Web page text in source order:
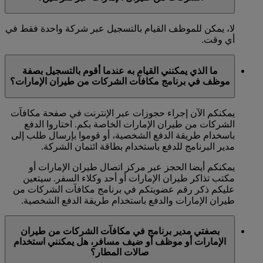
لا، يمكن للموظف القيام بالتسجيل عبر شركة واحدة فقط في
أي وقت.
ما الذي يمكنني القيام به عندما أقوم بالتسجيل بصفة
موظف في برنامج مكافآت الشركات من طيران الإمارات؟
يمكنكم الآن إجراء حجوزات عبر الإنترنت في صفحة مكافآت
الشركات من طيران الإمارات الخاصة بكم. اختاروا الدفع
باسخدام طريقة الدفع الشخصية، أو قوموا بإرسال طلب إلى
مدير البرنامج للدفع باستخدام بطاقة ائتمان الشركة.
يمكنكم أيضا الحجز عبر مركز اتصال طيران الإمارات أو
مكتب تذاكر طيران الإمارات أو أحد وكلاء السفر. سيتعين
عليكم ذكر رقم عضويتكم في برنامج مكافآت الشركات من
طيران الإمارات والدفع باستخدام طريقة الدفع الشخصية.
بصفتي مدير برنامج في مكافآت الشركات من طيران
الإمارات أو موظف أو ضيف مسافر، هل يمكنني استخدام
صالات المطار؟